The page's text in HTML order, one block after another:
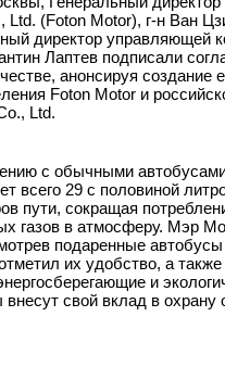
Ltd. (Foton Motor), г-н Ван
директор
Лаптев подписали
анонсируя создание
Foton Motor и
Ltd.
с обычными
всего 29 с половиной
пути, сокращая
газов в атмосферу. Мэр
подаренные
их удобство, а
и
внесут свой вклад в